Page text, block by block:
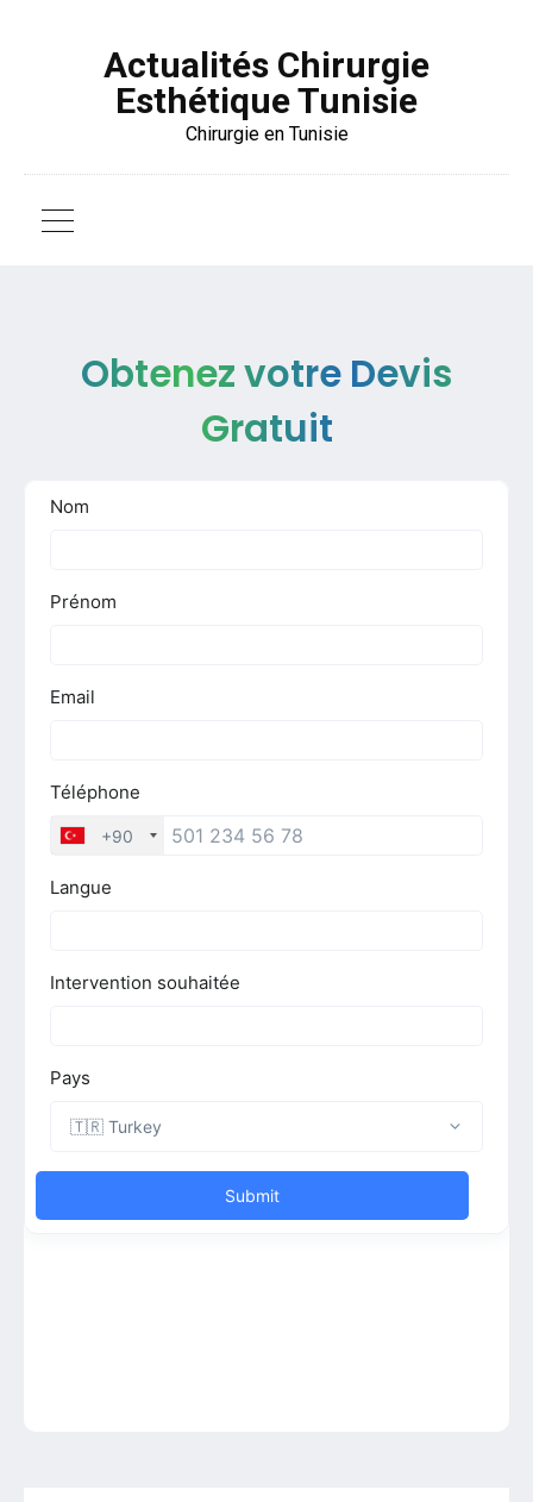
Actualités Chirurgie
Esthétique Tunisie
Chirurgie en Tunisie
Obtenez votre Devis
Gratuit